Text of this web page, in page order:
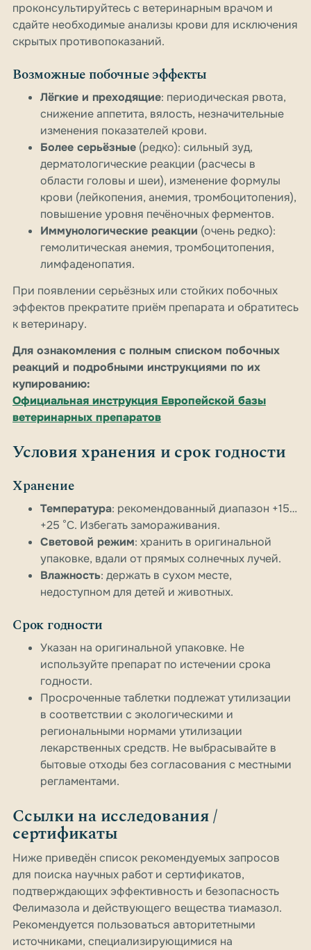
проконсультируйтесь с ветеринарным врачом и
сдайте необходимые анализы крови для исключения
скрытых противопоказаний.
Возможные побочные эффекты
Лёгкие и преходящие: периодическая рвота,
снижение аппетита, вялость, незначительные
изменения показателей крови.
Более серьёзные (редко): сильный зуд,
дерматологические реакции (расчесы в
области головы и шеи), изменение формулы
крови (лейкопения, анемия, тромбоцитопения),
повышение уровня печёночных ферментов.
Иммунологические реакции (очень редко):
гемолитическая анемия, тромбоцитопения,
лимфаденопатия.
При появлении серьёзных или стойких побочных
эффектов прекратите приём препарата и обратитесь
к ветеринару.
Для ознакомления с полным списком побочных
реакций и подробными инструкциями по их
купированию:
Официальная инструкция Европейской базы
ветеринарных препаратов
Условия хранения и срок годности
Хранение
Температура: рекомендованный диапазон +15…
+25 °C. Избегать замораживания.
Световой режим: хранить в оригинальной
упаковке, вдали от прямых солнечных лучей.
Влажность: держать в сухом месте,
недоступном для детей и животных.
Срок годности
Указан на оригинальной упаковке. Не
используйте препарат по истечении срока
годности.
Просроченные таблетки подлежат утилизации
в соответствии с экологическими и
региональными нормами утилизации
лекарственных средств. Не выбрасывайте в
бытовые отходы без согласования с местными
регламентами.
Ссылки на исследования /
сертификаты
Ниже приведён список рекомендуемых запросов
для поиска научных работ и сертификатов,
подтверждающих эффективность и безопасность
Фелимазола и действующего вещества тиамазол.
Рекомендуется пользоваться авторитетными
источниками, специализирующимися на